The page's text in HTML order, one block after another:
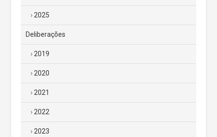
2025
Deliberações
2019
2020
2021
2022
2023